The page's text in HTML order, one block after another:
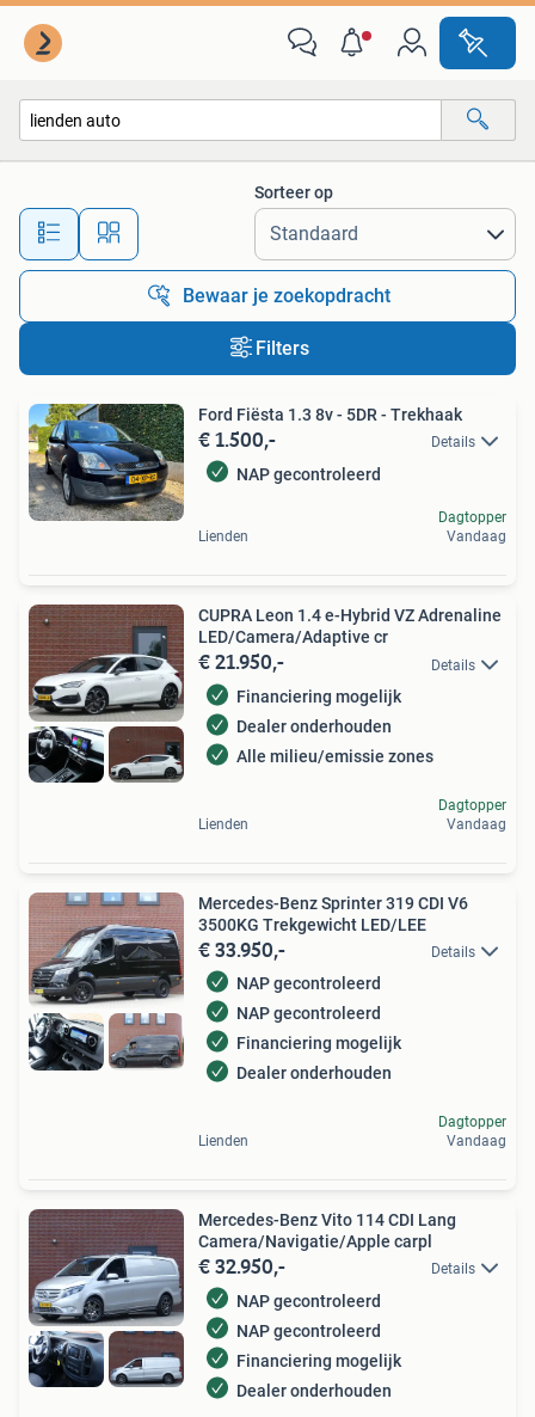
Alle afstanden…
Sorteer op
Bewaar je zoekopdracht
Filters
Ford Fiësta 1.3 8v - 5DR - Trekhaak
€ 1.500,- Details
NAP gecontroleerd
Lienden
Dagtopper
Vandaag
CUPRA Leon 1.4 e-Hybrid VZ Adrenaline
LED/Camera/Adaptive cr
€ 21.950,- Details
Financiering mogelijk
Dealer onderhouden
Alle milieu/emissie zones
Lienden
Dagtopper
Vandaag
Mercedes-Benz Sprinter 319 CDI V6
3500KG Trekgewicht LED/LEE
€ 33.950,- Details
NAP gecontroleerd
NAP gecontroleerd
Financiering mogelijk
Dealer onderhouden
Lienden
Dagtopper
Vandaag
Mercedes-Benz Vito 114 CDI Lang
Camera/Navigatie/Apple carpl
€ 32.950,- Details
NAP gecontroleerd
NAP gecontroleerd
Financiering mogelijk
Dealer onderhouden